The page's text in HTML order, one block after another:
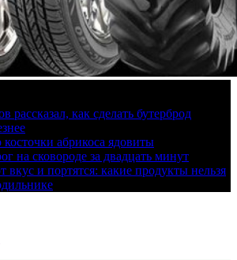
рассказал, как сделать бутерброд
абрикоса ядовиты
на сковороде за двадцать минут
вкус и портятся: какие продукты нельзя